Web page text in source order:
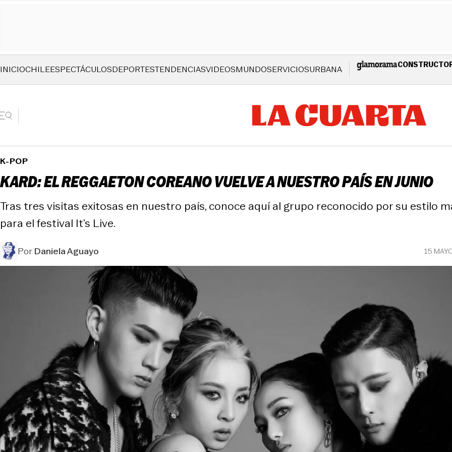
INICIOCHILEESPECTÁCULOSDEPORTESTENDENCIASVIDEOSMUNDOSERVICIOSURBANA
K-POP
KARD: EL REGGAETON COREANO VUELVE A NUESTRO PAÍS EN JUNIO
Tras tres visitas exitosas en nuestro país, conoce aquí al grupo reconocido por su estilo
para el festival It’s Live.
PorDaniela Aguayo 15